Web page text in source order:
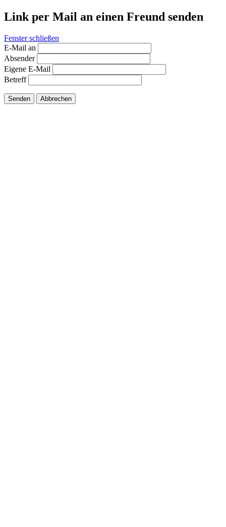
Link per Mail an einen Freund senden
Fenster schließen
E-Mail an
Absender
Eigene E-Mail
Betreff
Senden Abbrechen